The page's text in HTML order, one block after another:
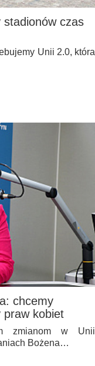
czas
Unii 2.0, która
chcemy
praw kobiet
zmianom w Unii
Bożena…